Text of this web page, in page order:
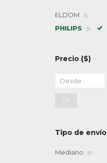
ELDOM (1)
PHILIPS (1)
Precio ($)
OK
Tipo de envío
Mediano (1)